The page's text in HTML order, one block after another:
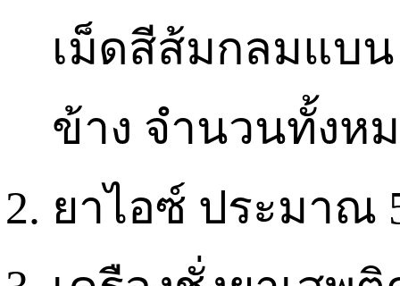
เม็ดสีส้มกลมแบ
ข้าง จำนวนทั้งห
ยาไอซ์ ประมาณ